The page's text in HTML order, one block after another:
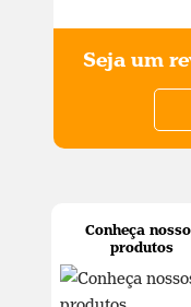
Conheça
produtos
Seja um